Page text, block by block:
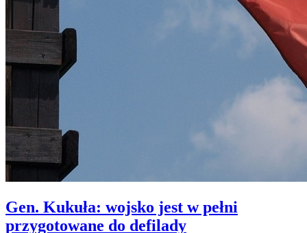
Gen. Kukuła: wojsko jest w pełni
przygotowane do defilady